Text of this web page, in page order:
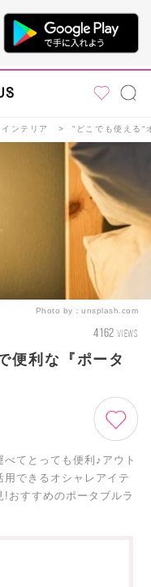
インテリア “どこでも使える
Photo by： unsplash.com
4162 VIEWS
便利な『ポータ
べてとっても便利♪アウト
用できるオシャレアイテ
おすすめのポータブルラ